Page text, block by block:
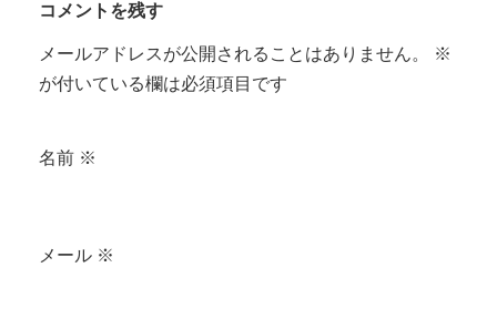
コメントを残す
メールアドレスが公開されることはありません。
※
が付いている欄は必須項目です
名前 ※
メール ※